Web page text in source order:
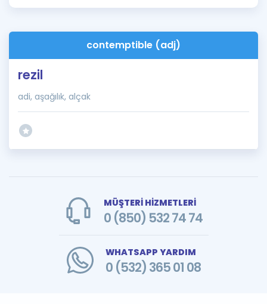
İngilizce Gramercontemptible (adj)
rezil
adi, aşağılık, alçak
MÜŞTERİ HİZMETLERİ
0 (850) 532 74 74
WHATSAPP YARDIM
0 (532) 365 01 08